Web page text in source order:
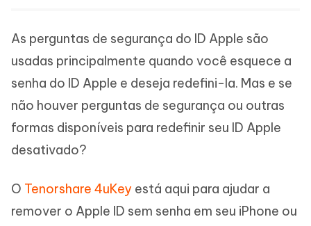
As perguntas de segurança do ID Apple são
usadas principalmente quando você esquece a
senha do ID Apple e deseja redefini-la. Mas e se
não houver perguntas de segurança ou outras
formas disponíveis para redefinir seu ID Apple
desativado?
O Tenorshare 4uKey está aqui para ajudar a
remover o Apple ID sem senha em seu iPhone ou